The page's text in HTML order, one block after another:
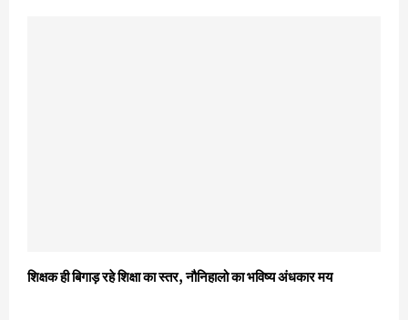
शिक्षक ही बिगाड़ रहे शिक्षा का स्तर, नौनिहालो का भविष्य अंधकार मय